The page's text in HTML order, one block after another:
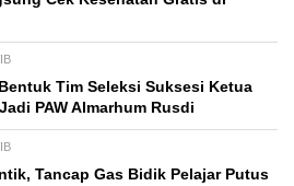
Tim Seleksi Suksesi Ketua
PAW Almarhum Rusdi
Tancap Gas Bidik Pelajar Putus